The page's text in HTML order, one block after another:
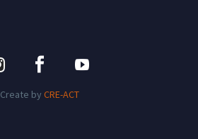
Create by CRE-ACT